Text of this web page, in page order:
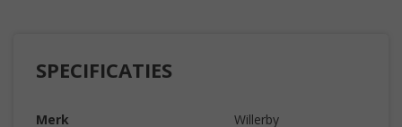
SPECIFICATIES
Merk
Willerby